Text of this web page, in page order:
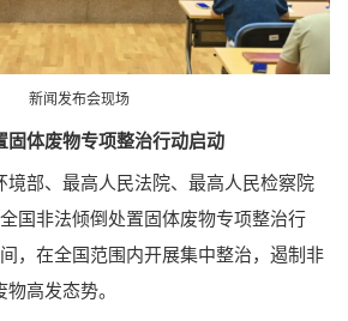
新闻发布会现场
固体废物专项整治行动启动
境部、最高人民法院、最高人民检察院
国非法倾倒处置固体废物专项整治行
，在全国范围内开展集中整治，遏制非
高发态势。